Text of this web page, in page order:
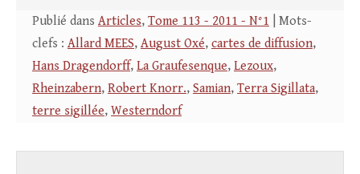
Publié dans Articles, Tome 113 - 2011 - N°1 | Mots-
clefs : Allard MEES, August Oxé, cartes de diffusion,
Hans Dragendorff, La Graufesenque, Lezoux,
Rheinzabern, Robert Knorr., Samian, Terra Sigillata,
terre sigillée, Westerndorf